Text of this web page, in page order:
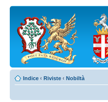
Indice ‹ Riviste ‹ Nobiltà